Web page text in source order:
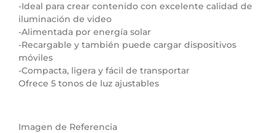
-Ideal para crear contenido con excelente calidad de
iluminación de video
-Alimentada por energía solar
-Recargable y también puede cargar dispositivos
móviles
-Compacta, ligera y fácil de transportar
Ofrece 5 tonos de luz ajustables
Imagen de Referencia